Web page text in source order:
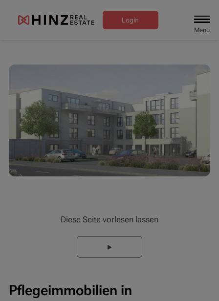
Login
Diese Seite vorlesen lassen
Pflegeimmobilien in